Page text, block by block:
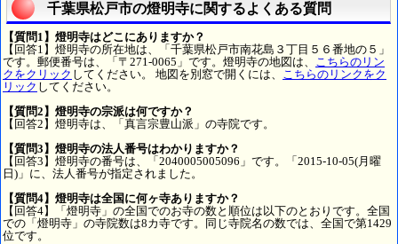
千葉県松戸市の燈明寺に関するよくある質問
【質問1】燈明寺はどこにありますか？
【回答1】燈明寺の所在地は、「千葉県松戸市南花島３丁目５６番地の５」
です。郵便番号は、「〒271-0065」です。燈明寺の地図は、 こちらのリン
クをクリック してください。 地図を別窓で開くには、 こちらのリンクをク
リック してください。
【質問2】燈明寺の宗派は何ですか？
【回答2】燈明寺は、「真言宗豊山派」の寺院です。
【質問3】燈明寺の法人番号はわかりますか？
【回答3】燈明寺の番号は、「2040005005096」です。「2015-10-05(月曜
日)」に、法人番号が指定されました。
【質問4】燈明寺は全国に何ヶ寺ありますか？
【回答4】「燈明寺」の全国でのお寺の数と順位は以下のとおりです。全国
での「燈明寺」の寺院数は8カ寺です。同じ寺院名の数では、全国で第1429
位です。